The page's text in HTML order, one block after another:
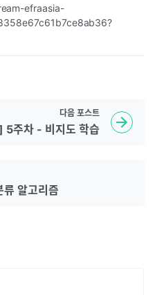
efraasia-
알고리즘
다음 포스트
5주차 - 비지도 학습